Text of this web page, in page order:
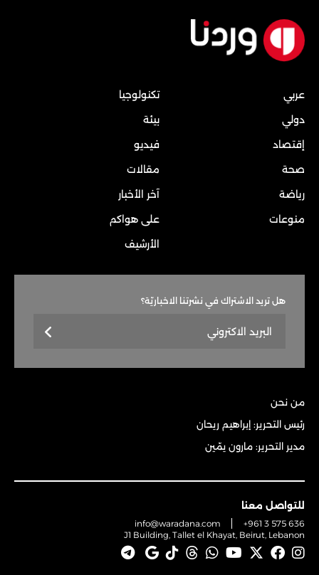
عربي
دولي
إقتصاد
صحة
رياضة
منوعات
تكنولوجيا
بيئة
فيديو
مقالات
آخر الأخبار
على هواكم
الأرشيف
هل تريد الاشتراك في نشرتنا الاخباريّة؟
من نحن
رئيس التحرير: إبراهيم ريحان
مدير التحرير: مارون يمّين
للتواصل معنا
info@waradana.com
+961 3 575 636
J1 Building, Tallet el Khayat, Beirut, Lebanon